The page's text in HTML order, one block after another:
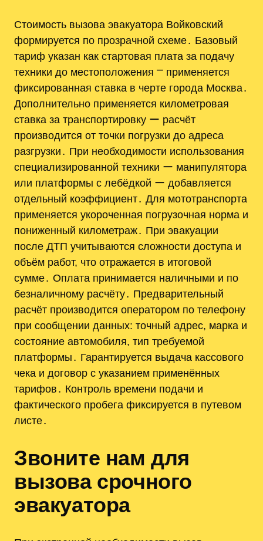
Стоимость вызова эвакуатора Войковский
формируется по прозрачной схеме․ Базовый
тариф указан как стартовая плата за подачу
техники до местоположения ⎻ применяется
фиксированная ставка в черте города Москва․
Дополнительно применяется километровая
ставка за транспортировку ー расчёт
производится от точки погрузки до адреса
разгрузки․ При необходимости использования
специализированной техники ー манипулятора
или платформы с лебёдкой ー добавляется
отдельный коэффициент․ Для мототранспорта
применяется укороченная погрузочная норма и
пониженный километраж․ При эвакуации
после ДТП учитываются сложности доступа и
объём работ, что отражается в итоговой
сумме․ Оплата принимается наличными и по
безналичному расчёту․ Предварительный
расчёт производится оператором по телефону
при сообщении данных: точный адрес, марка и
состояние автомобиля, тип требуемой
платформы․ Гарантируется выдача кассового
чека и договор с указанием применённых
тарифов․ Контроль времени подачи и
фактического пробега фиксируется в путевом
листе․
Звоните нам для
вызова срочного
эвакуатора